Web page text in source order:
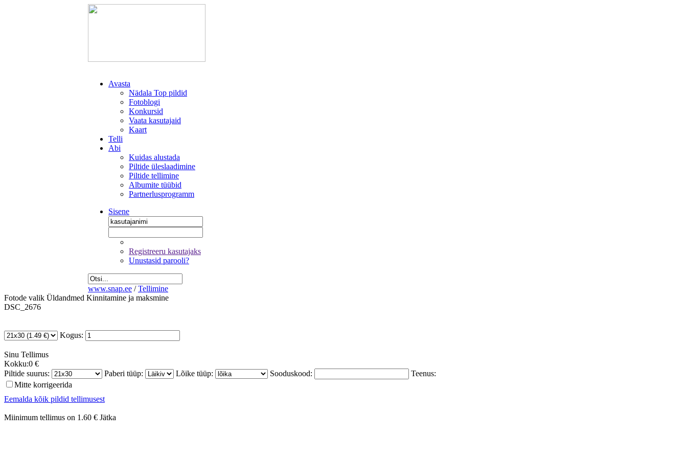
Avasta
Nädala Top pildid
Fotoblogi
Konkursid
Vaata kasutajaid
Kaart
Telli
Abi
Kuidas alustada
Piltide üleslaadimine
Piltide tellimine
Albumite tüübid
Partnerlusprogramm
Sisene
Registreeru kasutajaks
Unustasid parooli?
www.snap.ee / Tellimine
Fotode valik Üldandmed Kinnitamine ja maksmine
DSC_2676
Kogus:
Sinu Tellimus
Kokku:0 €
Piltide suurus:
Paberi tüüp: Lõike tüüp: Sooduskood:
Teenus:
Mitte korrigeerida
Eemalda kõik pildid tellimusest
Miinimum tellimus on 1.60 € Jätka